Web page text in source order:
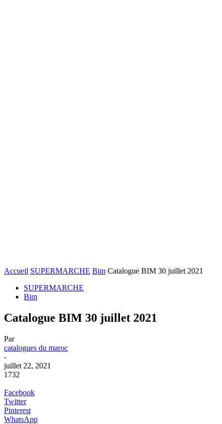
Accueil SUPERMARCHE Bim Catalogue BIM 30 juillet 2021
SUPERMARCHE
Bim
Catalogue BIM 30 juillet 2021
Par
catalogues du maroc
-
juillet 22, 2021
1732
Facebook
Twitter
Pinterest
WhatsApp